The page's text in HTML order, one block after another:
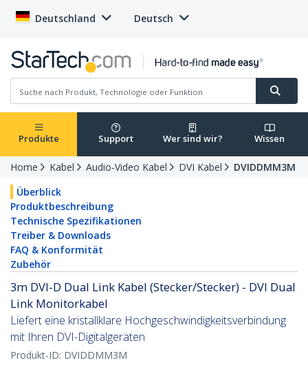
Deutschland Deutsch
Produkte Support Wer sind wir? Wissen
Home Kabel Audio-Video Kabel DVI Kabel
DVIDDMM3M
Überblick
Produktbeschreibung
Technische Spezifikationen
Treiber & Downloads
FAQ & Konformität
Zubehör
3m DVI-D Dual Link Kabel (Stecker/Stecker) - DVI Dual
Link Monitorkabel
Liefert eine kristallklare Hochgeschwindigkeitsverbindung
mit Ihren DVI-Digitalgeräten
Produkt-ID: DVIDDMM3M